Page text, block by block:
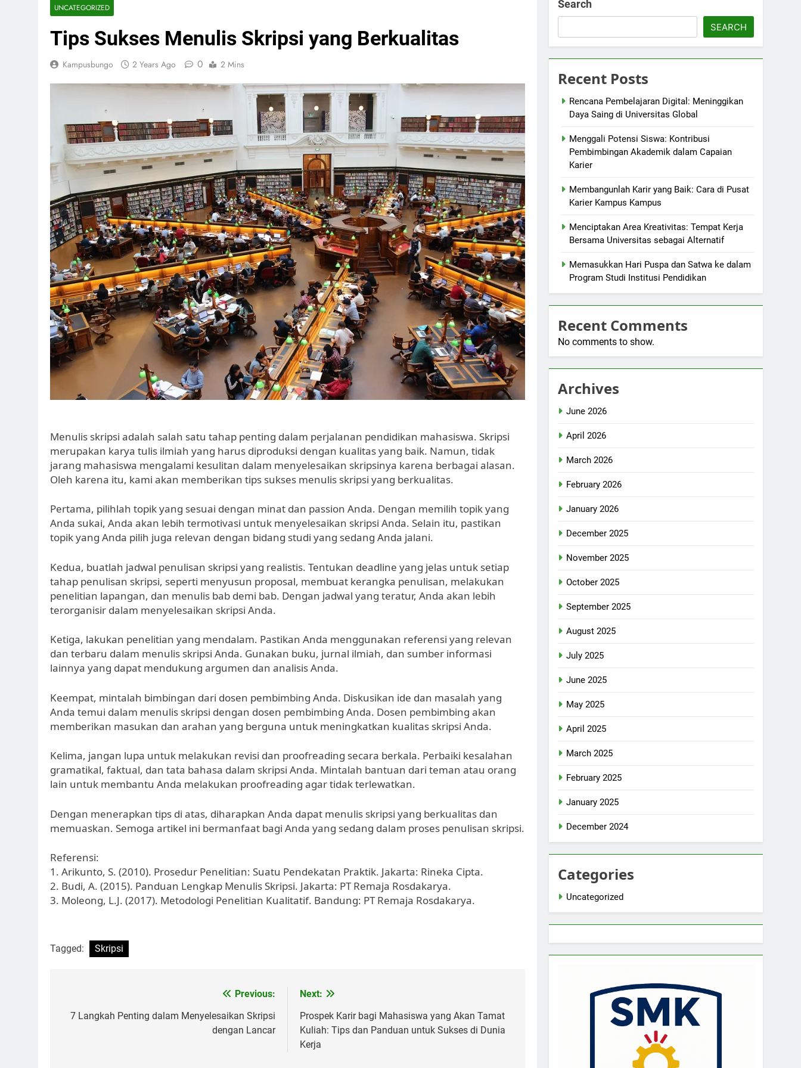
UNCATEGORIZED
Tips Sukses Menulis Skripsi yang Berkualitas
Kampusbungo 2 Years Ago 0 2 Mins
Menulis skripsi adalah salah satu tahap penting dalam perjalanan pendidikan mahasiswa. Skripsi
merupakan karya tulis ilmiah yang harus diproduksi dengan kualitas yang baik. Namun, tidak
jarang mahasiswa mengalami kesulitan dalam menyelesaikan skripsinya karena berbagai alasan.
Oleh karena itu, kami akan memberikan tips sukses menulis skripsi yang berkualitas.
Pertama, pilihlah topik yang sesuai dengan minat dan passion Anda. Dengan memilih topik yang
Anda sukai, Anda akan lebih termotivasi untuk menyelesaikan skripsi Anda. Selain itu, pastikan
topik yang Anda pilih juga relevan dengan bidang studi yang sedang Anda jalani.
Kedua, buatlah jadwal penulisan skripsi yang realistis. Tentukan deadline yang jelas untuk setiap
tahap penulisan skripsi, seperti menyusun proposal, membuat kerangka penulisan, melakukan
penelitian lapangan, dan menulis bab demi bab. Dengan jadwal yang teratur, Anda akan lebih
terorganisir dalam menyelesaikan skripsi Anda.
Ketiga, lakukan penelitian yang mendalam. Pastikan Anda menggunakan referensi yang relevan
dan terbaru dalam menulis skripsi Anda. Gunakan buku, jurnal ilmiah, dan sumber informasi
lainnya yang dapat mendukung argumen dan analisis Anda.
Keempat, mintalah bimbingan dari dosen pembimbing Anda. Diskusikan ide dan masalah yang
Anda temui dalam menulis skripsi dengan dosen pembimbing Anda. Dosen pembimbing akan
memberikan masukan dan arahan yang berguna untuk meningkatkan kualitas skripsi Anda.
Kelima, jangan lupa untuk melakukan revisi dan proofreading secara berkala. Perbaiki kesalahan
gramatikal, faktual, dan tata bahasa dalam skripsi Anda. Mintalah bantuan dari teman atau orang
lain untuk membantu Anda melakukan proofreading agar tidak terlewatkan.
Dengan menerapkan tips di atas, diharapkan Anda dapat menulis skripsi yang berkualitas dan
memuaskan. Semoga artikel ini bermanfaat bagi Anda yang sedang dalam proses penulisan skripsi.
Referensi:
1. Arikunto, S. (2010). Prosedur Penelitian: Suatu Pendekatan Praktik. Jakarta: Rineka Cipta.
2. Budi, A. (2015). Panduan Lengkap Menulis Skripsi. Jakarta: PT Remaja Rosdakarya.
3. Moleong, L.J. (2017). Metodologi Penelitian Kualitatif. Bandung: PT Remaja Rosdakarya.
Tagged: Skripsi
navigation
Previous:
7 Langkah Penting dalam Menyelesaikan Skripsi
dengan Lancar
Next:
Prospek Karir bagi Mahasiswa yang Akan Tamat
Kuliah: Tips dan Panduan untuk Sukses di Dunia
Kerja
Search
SEARCH
Recent Posts
Rencana Pembelajaran Digital: Meninggikan
Daya Saing di Universitas Global
Menggali Potensi Siswa: Kontribusi
Pembimbingan Akademik dalam Capaian
Karier
Membangunlah Karir yang Baik: Cara di Pusat
Karier Kampus Kampus
Menciptakan Area Kreativitas: Tempat Kerja
Bersama Universitas sebagai Alternatif
Memasukkan Hari Puspa dan Satwa ke dalam
Program Studi Institusi Pendidikan
Recent Comments
No comments to show.
Archives
June 2026
April 2026
March 2026
February 2026
January 2026
December 2025
November 2025
October 2025
September 2025
August 2025
July 2025
June 2025
May 2025
April 2025
March 2025
February 2025
January 2025
December 2024
Categories
Uncategorized